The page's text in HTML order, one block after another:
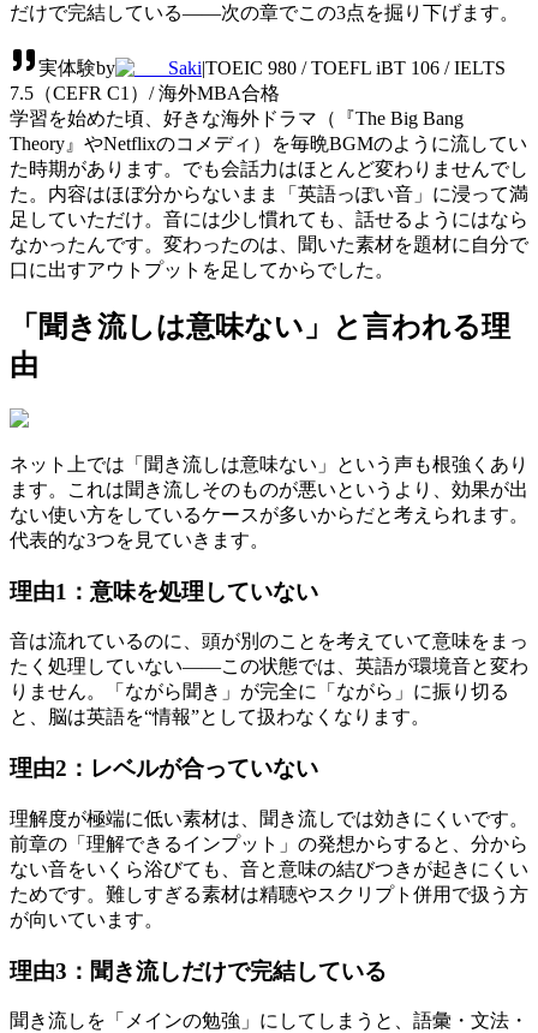
だけで完結している――次の章でこの3点を掘り下げます。
実体験by Saki|TOEIC 980 / TOEFL iBT 106 / IELTS
7.5（CEFR C1）/ 海外MBA合格
学習を始めた頃、好きな海外ドラマ（『The Big Bang
Theory』やNetflixのコメディ）を毎晩BGMのように流してい
た時期があります。でも会話力はほとんど変わりませんでし
た。内容はほぼ分からないまま「英語っぽい音」に浸って満
足していただけ。音には少し慣れても、話せるようにはなら
なかったんです。変わったのは、聞いた素材を題材に自分で
口に出すアウトプットを足してからでした。
「聞き流しは意味ない」と言われる理
由
ネット上では「聞き流しは意味ない」という声も根強くあり
ます。これは聞き流しそのものが悪いというより、効果が出
ない使い方をしているケースが多いからだと考えられます。
代表的な3つを見ていきます。
理由1：意味を処理していない
音は流れているのに、頭が別のことを考えていて意味をまっ
たく処理していない――この状態では、英語が環境音と変わ
りません。「ながら聞き」が完全に「ながら」に振り切る
と、脳は英語を“情報”として扱わなくなります。
理由2：レベルが合っていない
理解度が極端に低い素材は、聞き流しでは効きにくいです。
前章の「理解できるインプット」の発想からすると、分から
ない音をいくら浴びても、音と意味の結びつきが起きにくい
ためです。難しすぎる素材は精聴やスクリプト併用で扱う方
が向いています。
理由3：聞き流しだけで完結している
聞き流しを「メインの勉強」にしてしまうと、語彙・文法・